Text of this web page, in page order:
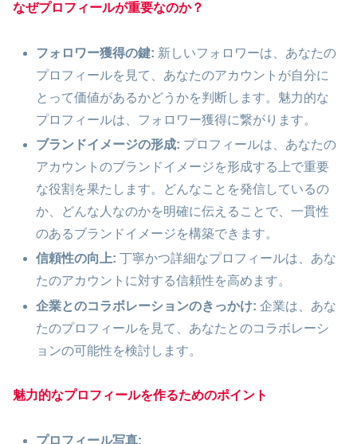
なぜプロフィールが重要なのか？
フォロワー獲得の鍵: 新しいフォロワーは、あなたの
プロフィールを見て、あなたのアカウントが自分に
とって価値があるかどうかを判断します。魅力的な
プロフィールは、フォロワー獲得に繋がります。
ブランドイメージの形成: プロフィールは、あなたの
アカウントのブランドイメージを形成する上で重要
な役割を果たします。どんなことを発信しているの
か、どんな人なのかを明確に伝えることで、一貫性
のあるブランドイメージを構築できます。
信頼性の向上: 丁寧かつ詳細なプロフィールは、あな
たのアカウントに対する信頼性を高めます。
企業とのコラボレーションのきっかけ: 企業は、あな
たのプロフィールを見て、あなたとのコラボレーシ
ョンの可能性を検討します。
魅力的なプロフィールを作るためのポイント
プロフィール写真: